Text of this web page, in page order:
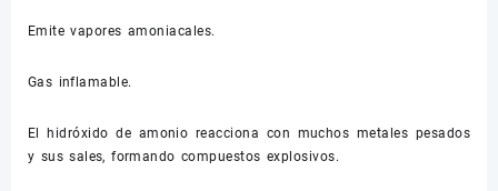
Emite vapores amoniacales.
Gas inflamable.
El hidróxido de amonio reacciona con muchos metales pesados
y sus sales, formando compuestos explosivos.